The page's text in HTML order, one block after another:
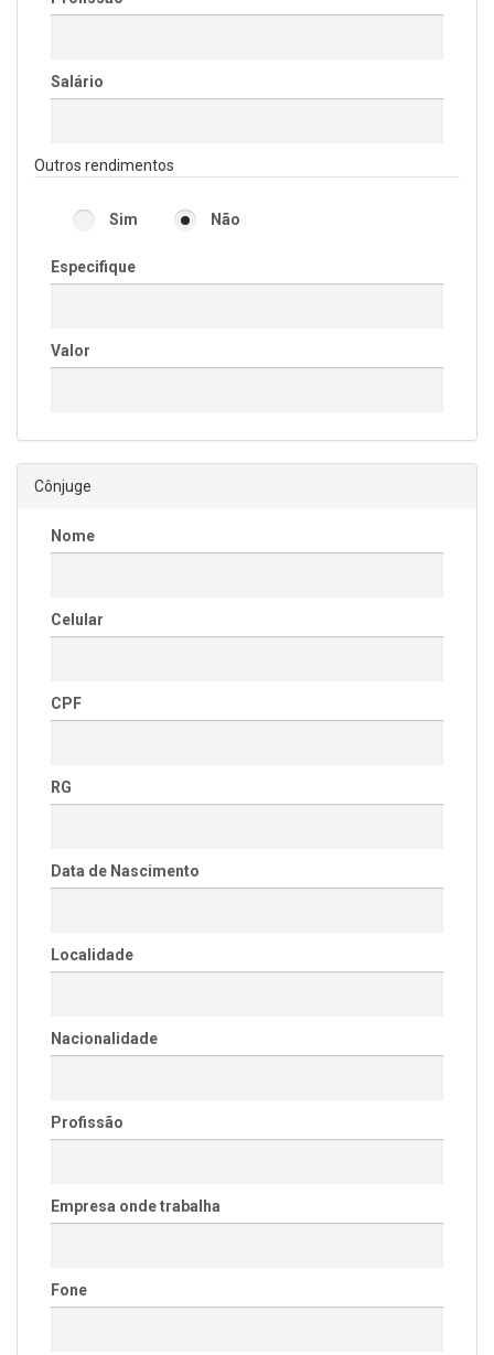
Salário
Outros rendimentos
Sim Não
Especifique
Valor
Cônjuge
Nome
Celular
CPF
RG
Data de Nascimento
Localidade
Nacionalidade
Profissão
Empresa onde trabalha
Fone